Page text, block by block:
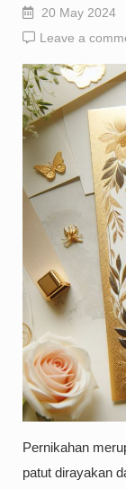
20 May 2024
Leave a
Pernikahan
patut dirayakan